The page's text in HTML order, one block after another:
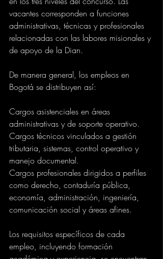
vacantes corresponden a funciones
administrativas, técnicas y profesionales
relacionadas con las labores misionales y
de apoyo de la Dian.
De manera general, los empleos en
Bogotá se distribuyen así:
Cargos asistenciales en áreas
administrativas y de soporte operativo.
Cargos técnicos vinculados a gestión
tributaria, sistemas, control operativo y
manejo documental.
Cargos profesionales dirigidos a perfiles
como derecho, contaduría pública,
economía, administración, ingeniería,
comunicación social y áreas afines.
Los requisitos específicos de cada
empleo, incluyendo formación